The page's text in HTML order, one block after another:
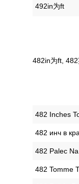
492in为ft
482in为ft,
‎482 Inches
‎482 инч в
‎482 Palec
‎482 Tomme